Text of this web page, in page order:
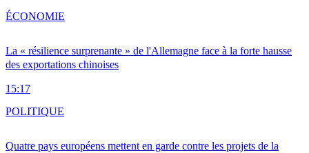
La « résilience surprenante » de l'Allemagne face à la forte hausse
des exportations chinoises
15:17
ÉCONOMIE
Quatre pays européens mettent en garde contre les projets de la
POLITIQUE